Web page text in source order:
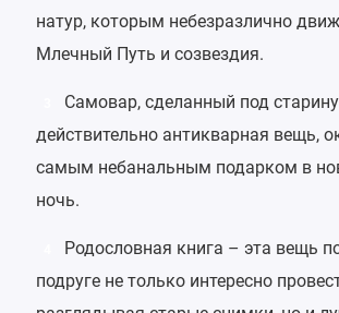
натур, которым небезразлично
Млечный Путь и созвездия.
Самовар, сделанный под
действительно антикварная вещь,
самым небанальным подарком в
ночь.
Родословная книга – эта вещь
подруге не только интересно